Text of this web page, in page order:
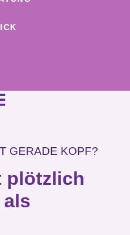
GERADE KOPF?
plötzlich